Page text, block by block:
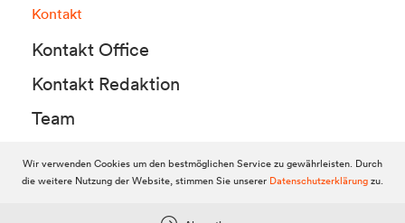
Kontakt
Kontakt Office
Kontakt Redaktion
Team
© 2010-2026 Dolomitenstadt.at
Wir verwenden Cookies um den bestmöglichen Service zu gewährleisten. Durch
die weitere Nutzung der Website, stimmen Sie unserer Datenschutzerklärungzu.